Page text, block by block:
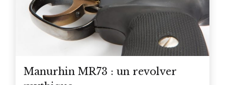
Manurhin MR73 : un revolver